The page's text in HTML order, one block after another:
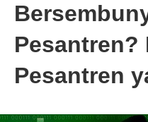
Pesantren?
Pesantren